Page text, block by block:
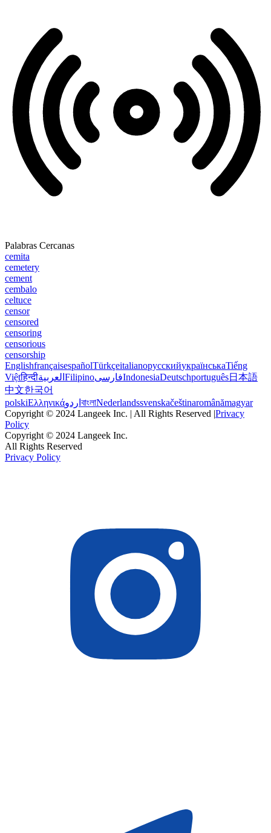
Palabras Cercanas
cemita
cemetery
cement
cembalo
celtuce
censor
censored
censoring
censorious
censorship
EnglishfrançaisespañolTürkçeitalianoрусскийукраїнськаTiếng
Việtहिन्दीالعربية FilipinoفارسیIndonesiaDeutschportuguês日本語
中文한국어
polskiΕλληνικάاردو বাংলাNederlandssvenskačeštinaromânămagyar
Copyright © 2024 Langeek Inc. | All Rights Reserved |Privacy
Policy
Copyright © 2024 Langeek Inc.
All Rights Reserved
Privacy Policy